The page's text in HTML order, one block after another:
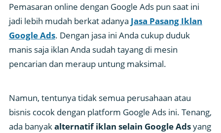
Pemasaran online dengan Google Ads pun saat ini
jadi lebih mudah berkat adanya Jasa Pasang Iklan
Google Ads. Dengan jasa ini Anda cukup duduk
manis saja iklan Anda sudah tayang di mesin
pencarian dan meraup untung maksimal.
Namun, tentunya tidak semua perusahaan atau
bisnis cocok dengan platform Google Ads ini. Tenang,
ada banyakalternatif iklan selain Google Adsyang